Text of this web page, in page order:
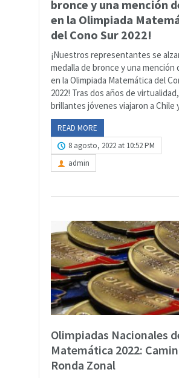
bronce y una mención
en la Olimpiada
del Cono Sur 2022!
¡Nuestros representantes se
medalla de bronce y una mención
en la Olimpiada Matemática del
2022! Tras dos años de
brillantes jóvenes viajaron a Chile
READ MORE
8 agosto, 2022 at 10:52 PM
admin
Olimpiadas Nacionales
Matemática 2022:
Ronda Zonal